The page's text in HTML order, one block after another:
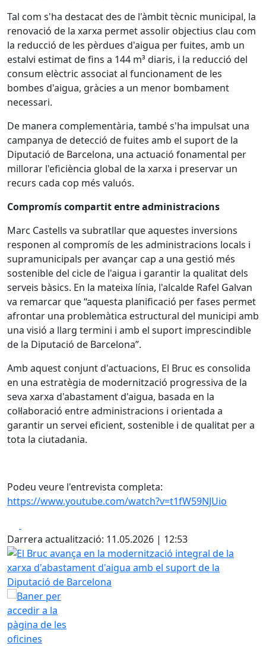
Tal com s'ha destacat des de l'àmbit tècnic municipal, la
renovació de la xarxa permet assolir objectius clau com
la reducció de les pèrdues d'aigua per fuites, amb un
estalvi estimat de fins a 144 m³ diaris, i la reducció del
consum elèctric associat al funcionament de les
bombes d'aigua, gràcies a un menor bombament
necessari.
De manera complementària, també s'ha impulsat una
campanya de detecció de fuites amb el suport de la
Diputació de Barcelona, una actuació fonamental per
millorar l'eficiència global de la xarxa i preservar un
recurs cada cop més valuós.
Compromís compartit entre administracions
Marc Castells va subratllar que aquestes inversions
responen al compromís de les administracions locals i
supramunicipals per avançar cap a una gestió més
sostenible del cicle de l'aigua i garantir la qualitat dels
serveis bàsics. En la mateixa línia, l'alcalde Rafel Galvan
va remarcar que “aquesta planificació per fases permet
afrontar una problemàtica estructural del municipi amb
una visió a llarg termini i amb el suport imprescindible
de la Diputació de Barcelona”.
Amb aquest conjunt d'actuacions, El Bruc es consolida
en una estratègia de modernització progressiva de la
seva xarxa d'abastament d'aigua, basada en la
col·laboració entre administracions i orientada a
garantir un servei eficient, sostenible i de qualitat per a
tota la ciutadania.
Podeu veure l'entrevista completa:
https://www.youtube.com/watch?v=t1fW59NJUio
Darrera actualització: 11.05.2026 | 12:53
El Bruc avança en la modernització integral de la xarxa